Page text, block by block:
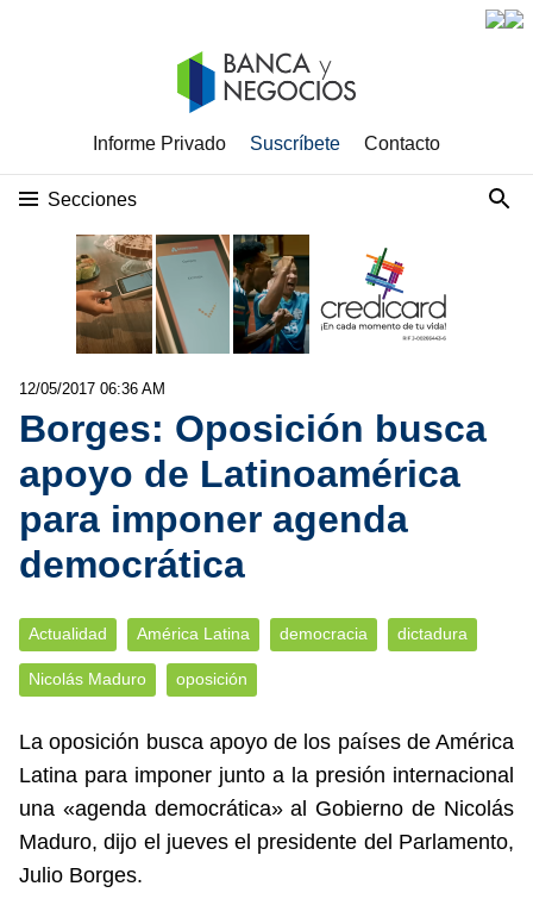
Informe Privado Suscríbete Contacto
Secciones
12/05/2017 06:36 AM
Borges: Oposición busca
apoyo de Latinoamérica
para imponer agenda
democrática
Actualidad América Latina democracia dictadura
Nicolás Maduro oposición
La oposición busca apoyo de los países de América
Latina para imponer junto a la presión internacional
una «agenda democrática» al Gobierno de Nicolás
Maduro, dijo el jueves el presidente del Parlamento,
Julio Borges.